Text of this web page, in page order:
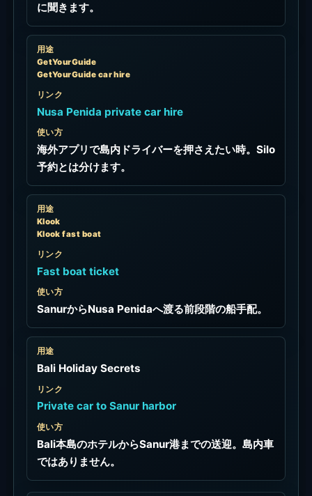
に聞きます。
用途
GetYourGuide
GetYourGuide car hire
リンク
Nusa Penida private car hire
使い方
海外アプリで島内ドライバーを押さえたい時。Silo
予約とは分けます。
用途
Klook
Klook fast boat
リンク
Fast boat ticket
使い方
SanurからNusa Penidaへ渡る前段階の船手配。
用途
Bali Holiday Secrets
リンク
Private car to Sanur harbor
使い方
Bali本島のホテルからSanur港までの送迎。島内車
ではありません。